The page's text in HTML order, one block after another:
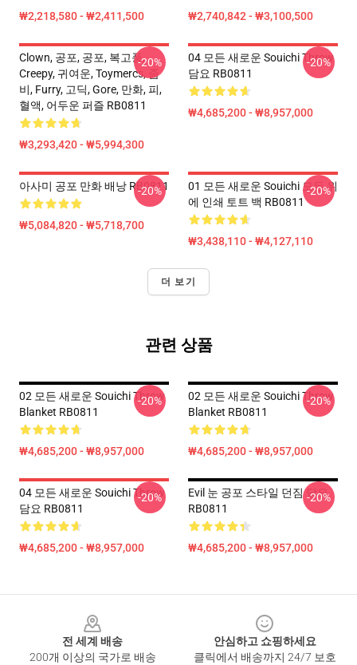
₩2,218,580 - ₩2,411,500 ₩2,740,842 - ₩3,100,500
Clown, 공포, 공포, 복고풍,
Creepy, 귀여운, Toymercs, 좀
비, Furry, 고딕, Gore, 만화, 피,
혈액, 어두운 퍼즐 RB0811
₩3,293,420 - ₩5,994,300
-20%
04 모든 새로운 Souichi Throw
담요 RB0811
₩4,685,200 - ₩8,957,000
-20%
아사미 공포 만화 배낭 RB0811
₩5,084,820 - ₩5,718,700
-20%
01 모든 새로운 Souichi 모든 위
에 인쇄 토트 백 RB0811
₩3,438,110 - ₩4,127,110
-20%
더 보기
관련 상품
02 모든 새로운 Souichi Throw
Blanket RB0811
₩4,685,200 - ₩8,957,000
-20%
02 모든 새로운 Souichi Throw
Blanket RB0811
₩4,685,200 - ₩8,957,000
-20%
04 모든 새로운 Souichi Throw
담요 RB0811
₩4,685,200 - ₩8,957,000
-20%
Evil 눈 공포 스타일 던짐 담요
RB0811
₩4,685,200 - ₩8,957,000
-20%
전 세계 배송
200개 이상의 국가로 배송
안심하고 쇼핑하세요
클릭에서 배송까지 24/7 보호